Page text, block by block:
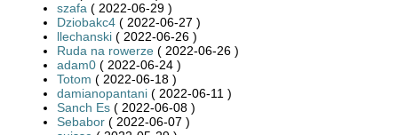
szafa ( 2022-06-29 )
Dziobakc4 ( 2022-06-27 )
llechanski ( 2022-06-26 )
Ruda na rowerze ( 2022-06-26 )
adam0 ( 2022-06-24 )
Totom ( 2022-06-18 )
damianopantani ( 2022-06-11 )
Sanch Es ( 2022-06-08 )
Sebabor ( 2022-06-07 )